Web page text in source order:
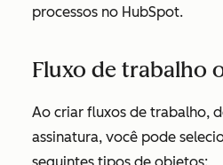
processos no HubSpot.
Fluxo de trabalho
Ao criar fluxos de trabalho,
assinatura, você pode